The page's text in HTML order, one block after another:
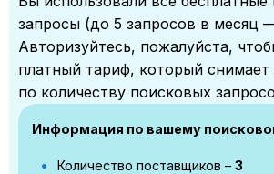
запросы (до 5 запросов в месяц
Авторизуйтесь, пожалуйста,
платный тариф, который снимает
по количеству поисковых
Информация по вашему
Количество поставщиков – 3